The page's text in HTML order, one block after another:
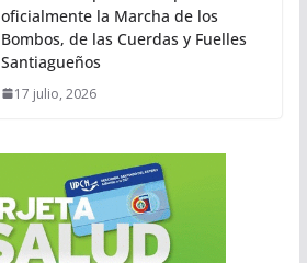
oficialmente la Marcha de los
Bombos, de las Cuerdas y Fuelles
Santiagueños
17 julio, 2026